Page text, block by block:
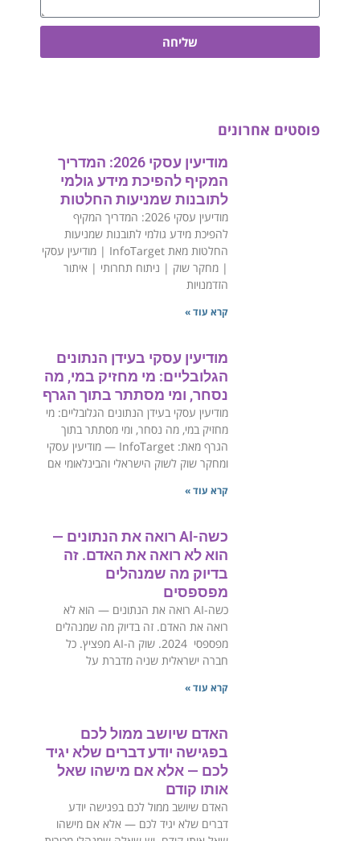
שליחה
פוסטים אחרונים
מודיעין עסקי 2026: המדריך
המקיף להפיכת מידע גולמי
לתובנות שמניעות החלטות
מודיעין עסקי 2026: המדריך המקיף
להפיכת מידע גולמי לתובנות שמניעות
החלטות מאת InfoTarget | מודיעין עסקי
| מחקר שוק | ניתוח תחרותי | איתור
הזדמנויות
קרא עוד »
מודיעין עסקי בעידן הנתונים
הגלובליים: מי מחזיק במי, מה
נסחר, ומי מסתתר בתוך הגרף
‏מודיעין עסקי בעידן הנתונים הגלובליים: מי
מחזיק במי, מה נסחר, ומי מסתתר בתוך
הגרף ‏מאת: InfoTarget — מודיעין עסקי
ומחקר שוק לשוק הישראלי והבינלאומי ‏אם
קרא עוד »
כשה-AI רואה את הנתונים —
הוא לא רואה את האדם. זה
בדיוק מה שמנהלים
מפספסים
כשה-AI רואה את הנתונים — הוא לא
רואה את האדם. זה בדיוק מה שמנהלים
מפספסי ‏2024. שוק ה-AI מפציץ. כל
חברה ישראלית שניה מדברת על
קרא עוד »
האדם שיושב ממול לכם
בפגישה יודע דברים שלא יגיד
לכם — אלא אם מישהו שאל
אותו קודם
האדם שיושב ממול לכם בפגישה יודע
דברים שלא יגיד לכם — אלא אם מישהו